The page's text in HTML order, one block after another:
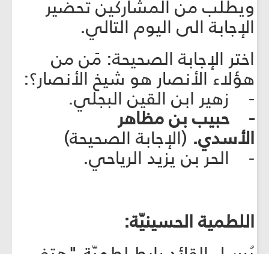
ويطلب من المشاركين تحضير
الإجابة الى اليوم التالي.
اختر الإجابة الصحيحة: مَن من
هؤلاء الأنصار هو شيخ الأنصار؟:
- زهير ابن القين البجلي.
- حبيب بن مظاهر
الأسدي. (الإجابة الصحيحة)
- الحر بن يزيد الرياحي.
اللطمية الحسينيّة: